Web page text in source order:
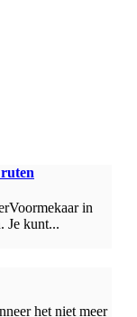
in
Je kunt...
het niet meer